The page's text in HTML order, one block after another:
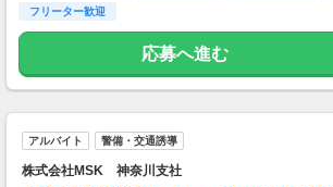
定。地域により異なります
払いますが、可能な場合は、より早く、週払い
で前週稼働分をお支払いします。
登録の際に、希望配達エリアを選択いただき、
そのエリアでの業務を委託します（業務委
フリーター歓迎
応募へ進む
アルバイト 警備・交通誘導
株式会社MSK 神奈川支社